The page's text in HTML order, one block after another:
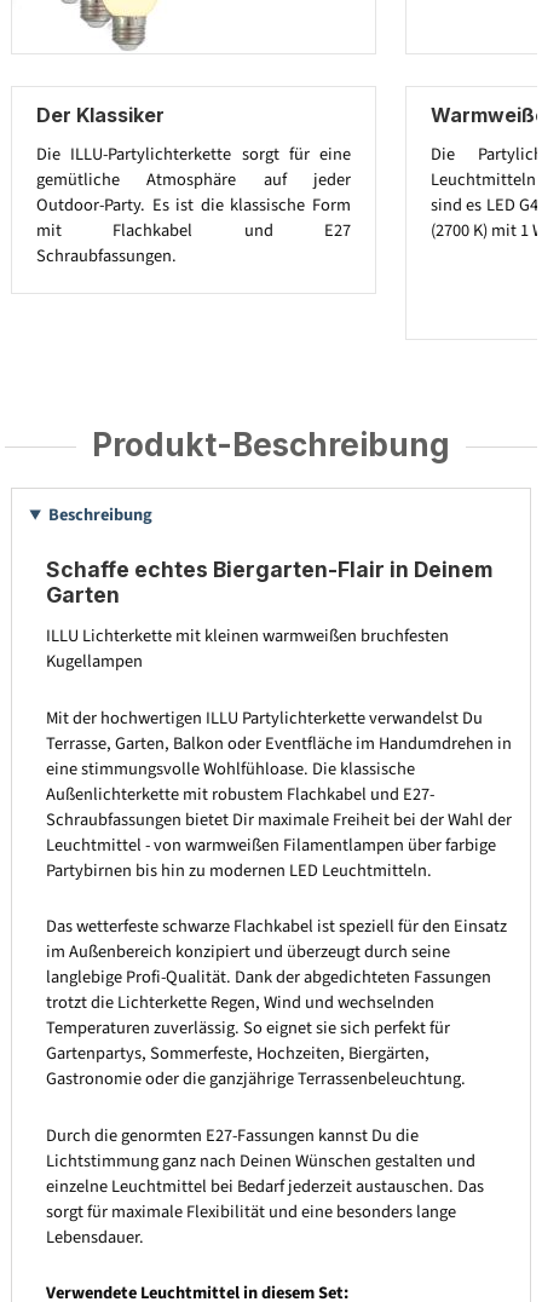
Der Klassiker
Die ILLU-Partylichterkette sorgt für eine
gemütliche Atmosphäre auf jeder
Outdoor-Party. Es ist die klassische Form
mit Flachkabel und E27
Schraubfassungen.
Die
Leuchtmitteln
sind es LED
(2700 K) mit 1
Produkt-Beschreibung
Beschreibung
Schaffe echtes Biergarten-Flair in Deinem
Garten
ILLU Lichterkette mit kleinen warmweißen bruchfesten
Kugellampen
Mit der hochwertigen ILLU Partylichterkette verwandelst Du
Terrasse, Garten, Balkon oder Eventfläche im Handumdrehen in
eine stimmungsvolle Wohlfühloase. Die klassische
Außenlichterkette mit robustem Flachkabel und E27-
Schraubfassungen bietet Dir maximale Freiheit bei der Wahl der
Leuchtmittel - von warmweißen Filamentlampen über farbige
Partybirnen bis hin zu modernen LED Leuchtmitteln.
Das wetterfeste schwarze Flachkabel ist speziell für den Einsatz
im Außenbereich konzipiert und überzeugt durch seine
langlebige Profi-Qualität. Dank der abgedichteten Fassungen
trotzt die Lichterkette Regen, Wind und wechselnden
Temperaturen zuverlässig. So eignet sie sich perfekt für
Gartenpartys, Sommerfeste, Hochzeiten, Biergärten,
Gastronomie oder die ganzjährige Terrassenbeleuchtung.
Durch die genormten E27-Fassungen kannst Du die
Lichtstimmung ganz nach Deinen Wünschen gestalten und
einzelne Leuchtmittel bei Bedarf jederzeit austauschen. Das
sorgt für maximale Flexibilität und eine besonders lange
Lebensdauer.
Verwendete Leuchtmittel in diesem Set: